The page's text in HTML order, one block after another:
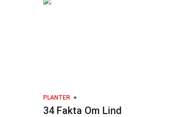
PLANTER
34 Fakta Om Lind